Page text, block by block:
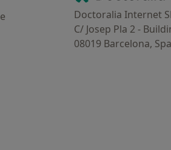
Doctoralia Internet
C/ Josep Pla 2 -
08019 Barcelona,